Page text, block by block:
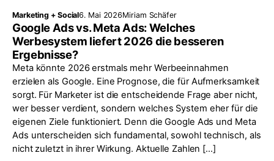
Marketing + Social6. Mai 2026Miriam Schäfer
Google Ads vs. Meta Ads: Welches
Werbesystem liefert 2026 die besseren
Ergebnisse?
Meta könnte 2026 erstmals mehr Werbeeinnahmen
erzielen als Google. Eine Prognose, die für Aufmerksamkeit
sorgt. Für Marketer ist die entscheidende Frage aber nicht,
wer besser verdient, sondern welches System eher für die
eigenen Ziele funktioniert. Denn die Google Ads und Meta
Ads unterscheiden sich fundamental, sowohl technisch, als
nicht zuletzt in ihrer Wirkung. Aktuelle Zahlen […]